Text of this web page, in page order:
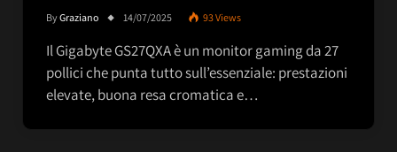
ByGraziano 14/07/2025 93Views
Il Gigabyte GS27QXA è un monitor gaming da 27
pollici che punta tutto sull’essenziale: prestazioni
elevate, buona resa cromatica e…